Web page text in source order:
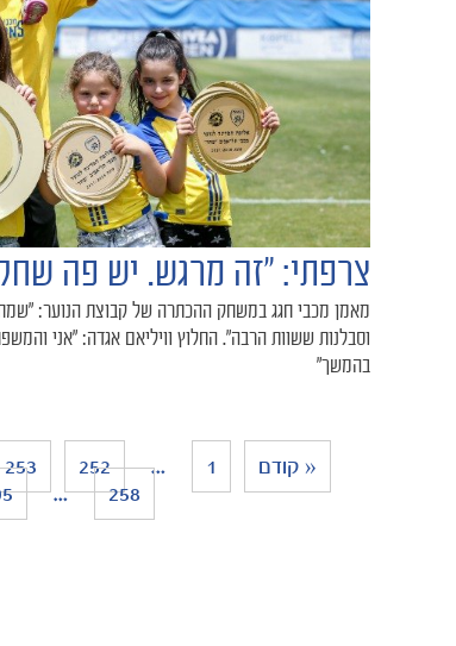
צרפתי: "זה מרגש. יש פה
מאמן מכבי חגג במשחק ההכתרה של קבוצת הנוער:
וסבלנות ששוות הרבה". החלוץ וויליאם אגדה: "אני
בהמשך"
« קודם 1
…
252
253
258
…